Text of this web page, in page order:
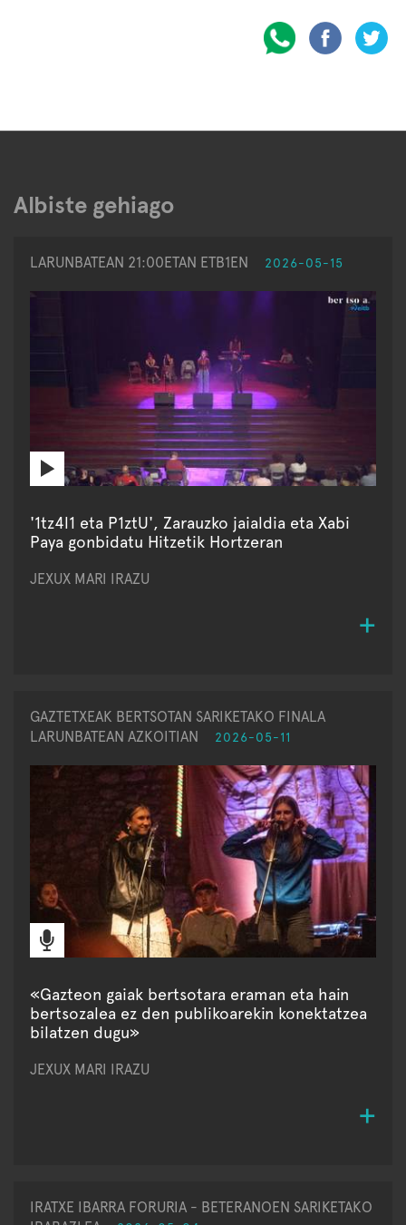
Albiste gehiago
LARUNBATEAN 21:00ETAN ETB1EN 2026-05-15
'1tz4l1 eta P1ztU', Zarauzko jaialdia eta Xabi
Paya gonbidatu Hitzetik Hortzeran
JEXUX MARI IRAZU
GAZTETXEAK BERTSOTAN SARIKETAKO FINALA
LARUNBATEAN AZKOITIAN
2026-05-11
«Gazteon gaiak bertsotara eraman eta hain
bertsozalea ez den publikoarekin konektatzea
bilatzen dugu»
JEXUX MARI IRAZU
IRATXE IBARRA FORURIA - BETERANOEN SARIKETAKO